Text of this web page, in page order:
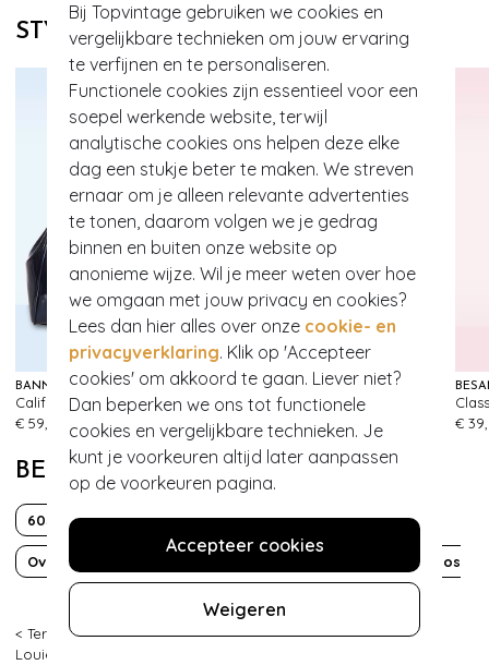
Bij Topvintage gebruiken we cookies en
vergelijkbare technieken om jouw ervaring
te verfijnen en te personaliseren.
Functionele cookies zijn essentieel voor een
soepel werkende website, terwijl
analytische cookies ons helpen deze elke
dag een stukje beter te maken. We streven
ernaar om je alleen relevante advertenties
te tonen, daarom volgen we je gedrag
binnen en buiten onze website op
anonieme wijze. Wil je meer weten over hoe
we omgaan met jouw privacy en cookies?
Lees dan hier alles over onze cookie- en
privacyverklaring. Klik op 'Accepteer
cookies' om akkoord te gaan. Liever niet?
Dan beperken we ons tot functionele
cookies en vergelijkbare technieken. Je
kunt je voorkeuren altijd later aanpassen
op de voorkeuren pagina.
Accepteer cookies
Weigeren
STYLE DIT MET
BANNED RETRO
California Nights lak handtas in navy
€ 59,95
113
BANNED RETRO
€ 9,95
€
BEKIJK MEER VAN
60s 70s Boho Chic Korte mouw Mod
Over de knie Viscose
< Terug |Topvintage>Kleding >Jurken >A lijn jurken >King
Louie